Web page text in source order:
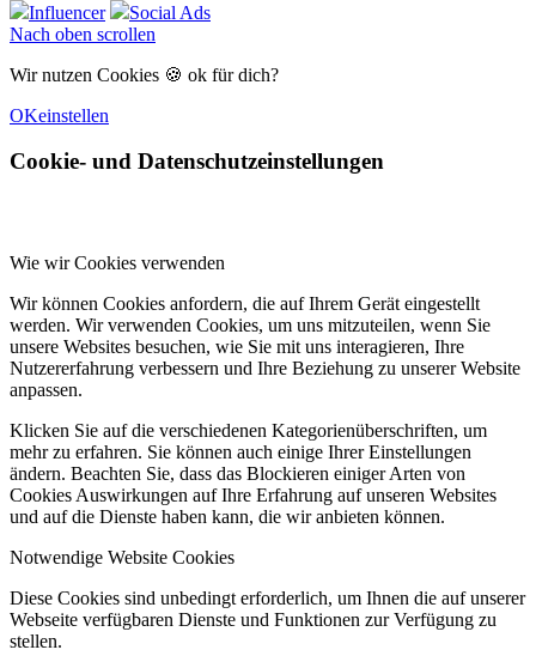
Influencer
Social Ads
Nach oben scrollen
Wir nutzen Cookies 🍪 ok für dich?
OKeinstellen
Cookie- und Datenschutzeinstellungen
Wie wir Cookies verwenden
Wir können Cookies anfordern, die auf Ihrem Gerät eingestellt
werden. Wir verwenden Cookies, um uns mitzuteilen, wenn Sie
unsere Websites besuchen, wie Sie mit uns interagieren, Ihre
Nutzererfahrung verbessern und Ihre Beziehung zu unserer Website
anpassen.
Klicken Sie auf die verschiedenen Kategorienüberschriften, um
mehr zu erfahren. Sie können auch einige Ihrer Einstellungen
ändern. Beachten Sie, dass das Blockieren einiger Arten von
Cookies Auswirkungen auf Ihre Erfahrung auf unseren Websites
und auf die Dienste haben kann, die wir anbieten können.
Notwendige Website Cookies
Diese Cookies sind unbedingt erforderlich, um Ihnen die auf unserer
Webseite verfügbaren Dienste und Funktionen zur Verfügung zu
stellen.